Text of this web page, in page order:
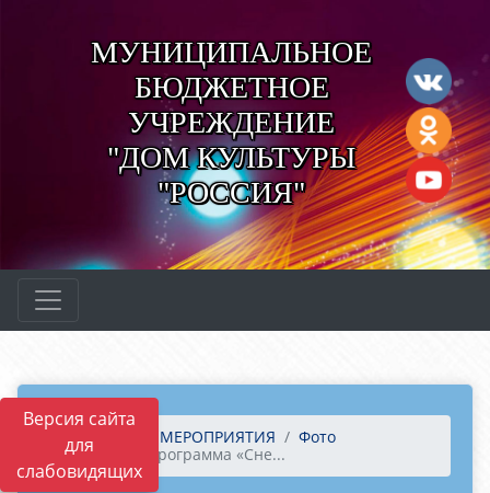
Версия сайта
для
слабовидящих
МУНИЦИПАЛЬНОЕ
БЮДЖЕТНОЕ
УЧРЕЖДЕНИЕ
"ДОМ КУЛЬТУРЫ
"РОССИЯ"
Главная МЕРОПРИЯТИЯ
Фото
Игровая программа «Сне...